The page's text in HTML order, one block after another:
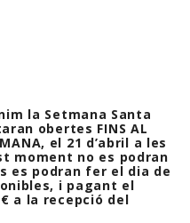
la Setmana Santa
obertes FINS AL
el 21 d’abril a les
moment no es podran
es podran fer el dia de
i pagant el
a la recepció del